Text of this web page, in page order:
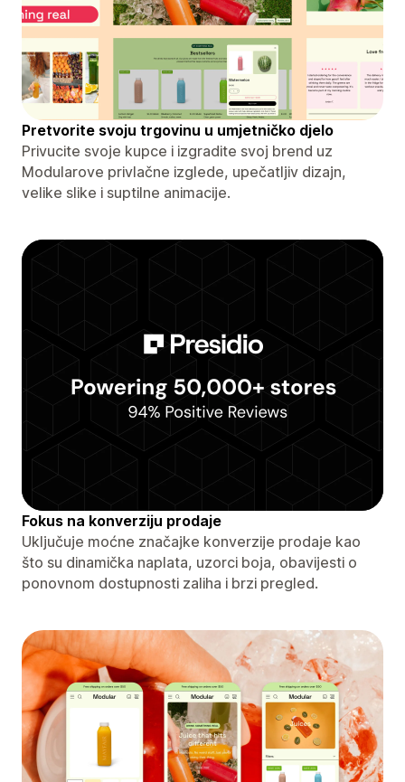
Pretvorite svoju trgovinu u umjetničko djelo
Privucite svoje kupce i izgradite svoj brend uz
Modularove privlačne izglede, upečatljiv dizajn,
velike slike i suptilne animacije.
Fokus na konverziju prodaje
Uključuje moćne značajke konverzije prodaje kao
što su dinamička naplata, uzorci boja, obavijesti o
ponovnom dostupnosti zaliha i brzi pregled.